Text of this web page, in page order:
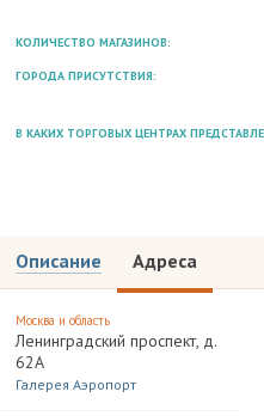
КОЛИЧЕСТВО МАГАЗИНОВ:
ГОРОДА ПРИСУТСТВИЯ:
В КАКИХ ТОРГОВЫХ ЦЕНТРАХ
Описание Адреса
Москва и область
Ленинградский проспект, д.
62А
Галерея Аэропорт